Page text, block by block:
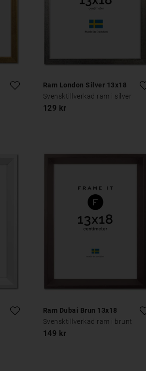
Ram London Silver 13x18
Svensktillverkad ram i silver
129 kr
Ram Dubai Brun 13x18
Svensktillverkad ram i brunt
149 kr